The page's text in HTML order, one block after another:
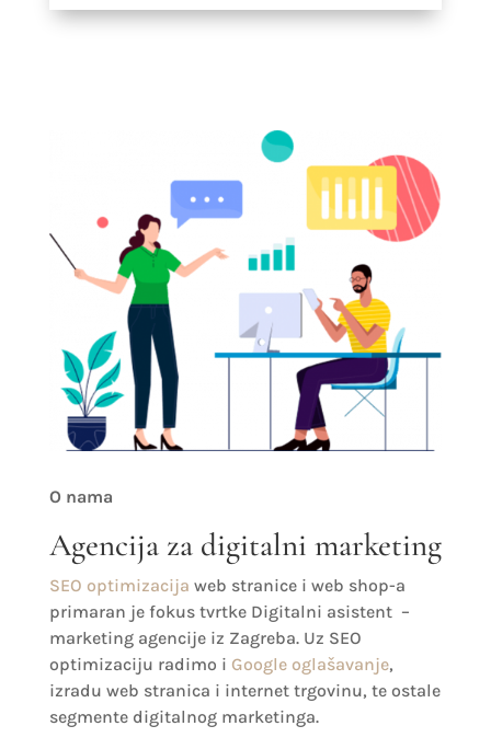
O nama
Agencija za digitalni marketing
SEO optimizacija web stranice i web shop-a
primaran je fokus tvrtke Digitalni asistent –
marketing agencije iz Zagreba. Uz SEO
optimizaciju radimo i Google oglašavanje,
izradu web stranica i internet trgovinu, te ostale
segmente digitalnog marketinga.